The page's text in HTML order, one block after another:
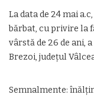
La data de 24 mai
bărbat, cu privire la
vârstă de 26 de ani,
Brezoi, județul
Semnalmente: